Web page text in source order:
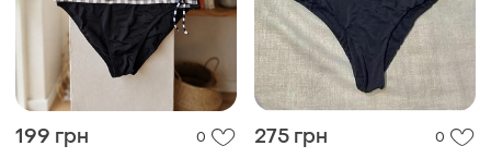
199 грн 0 275 грн 0